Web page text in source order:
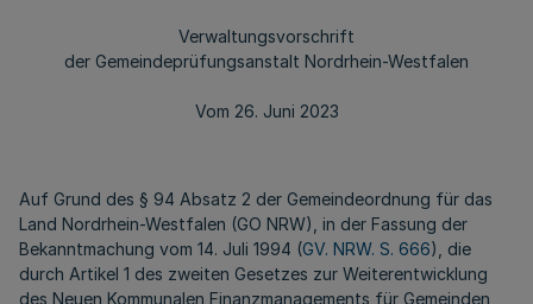
Verwaltungsvorschrift
der Gemeindeprüfungsanstalt Nordrhein-Westfalen
Vom 26. Juni 2023
Auf Grund des § 94 Absatz 2 der Gemeindeordnung für das
Land Nordrhein-Westfalen (GO NRW), in der Fassung der
Bekanntmachung vom 14. Juli 1994 (GV. NRW. S. 666), die
durch Artikel 1 des zweiten Gesetzes zur Weiterentwicklung
des Neuen Kommunalen Finanzmanagements für Gemeinden